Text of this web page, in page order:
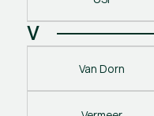
V
Van Dorn